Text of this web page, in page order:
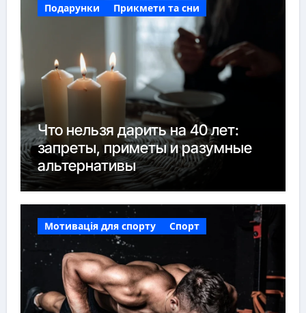
Подарунки Прикмети та сни
Что нельзя дарить на 40 лет:
запреты, приметы и разумные
альтернативы
Мотивація для спорту Спорт